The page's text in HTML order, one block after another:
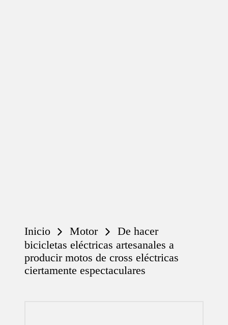
Inicio Motor
De hacer
bicicletas eléctricas artesanales a
producir motos de cross eléctricas
ciertamente espectaculares